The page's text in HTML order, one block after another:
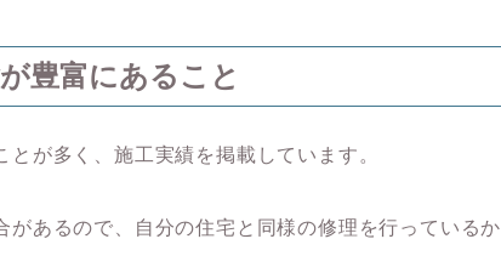
豊富にあること
が多く、施工実績を掲載しています。
あるので、自分の住宅と同様の修理を行っているか